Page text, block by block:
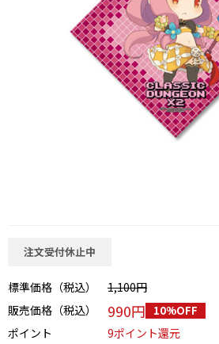
この商品をシェアする
注文受付休止中
標準価格（税込）
1,100円
販売価格（税込）
990円 10%OFF
ポイント
9ポイント還元